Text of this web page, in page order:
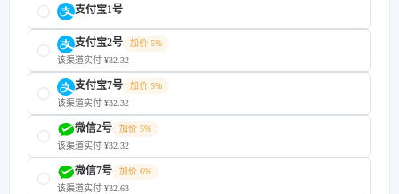
支付宝1号
支付宝2号
加价 5%
该渠道实付 ¥32.32
支付宝7号
加价 5%
该渠道实付 ¥32.32
微信2号
加价 5%
该渠道实付 ¥32.32
微信7号
加价 6%
该渠道实付 ¥32.63